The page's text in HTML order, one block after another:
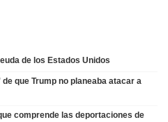
de los Estados Unidos
que Trump no planeaba atacar a
comprende las deportaciones de